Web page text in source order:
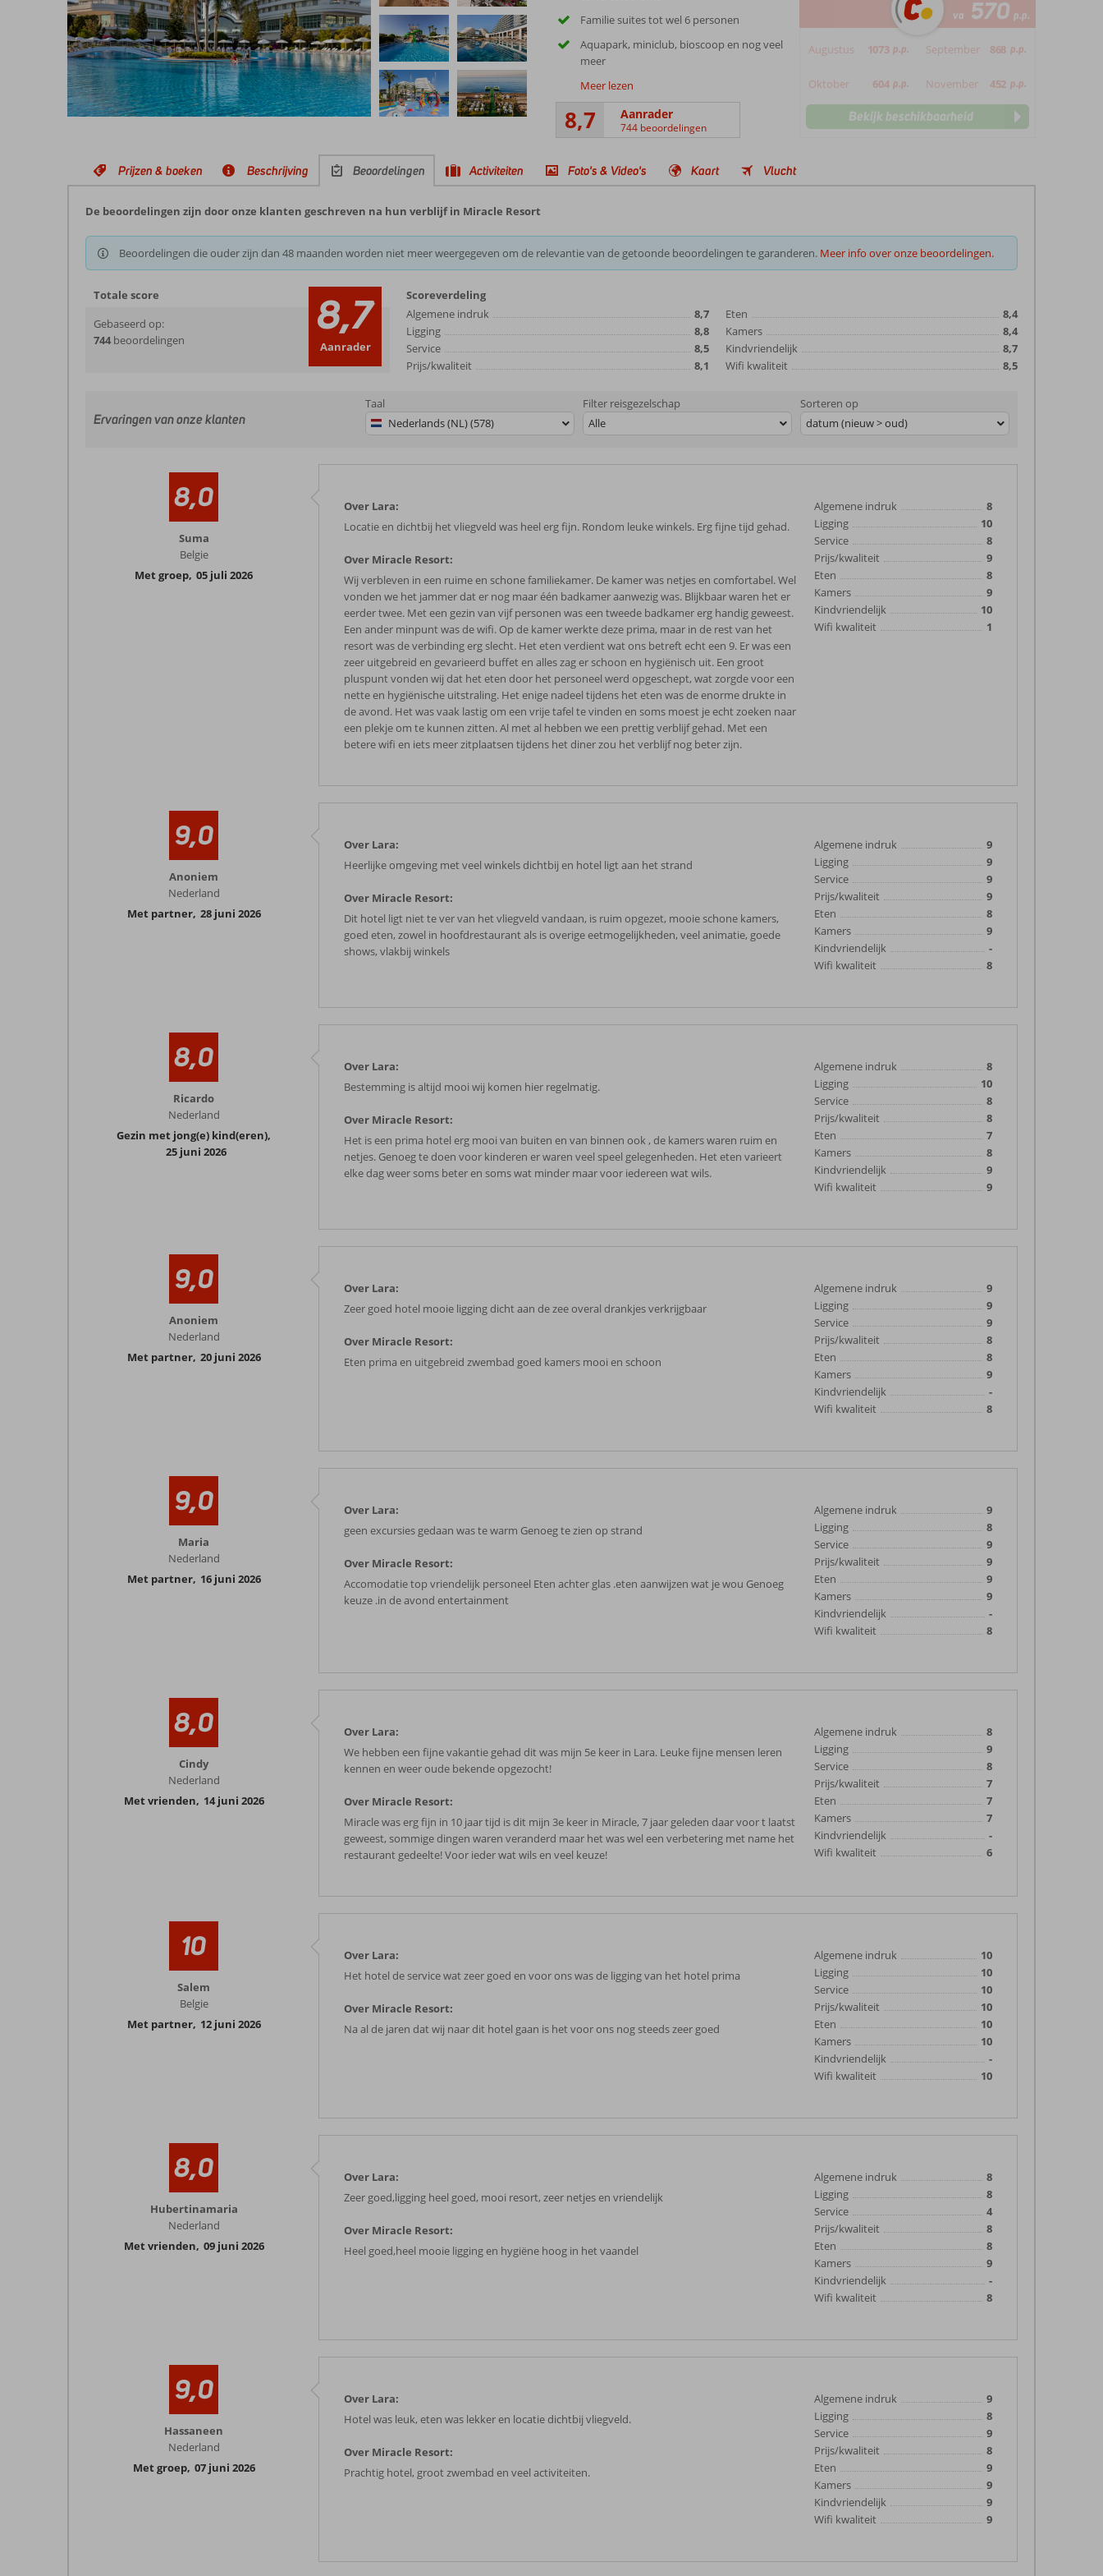
Familie suites tot wel 6 personen
Aquapark, miniclub, bioscoop en nog veel
meer
Meer lezen
8,7 Aanrader
744 beoordelingen
va 570 p.p.
Augustus 1073 p.p. September 868 p.p.
Oktober 604 p.p. November 452 p.p.
Bekijk beschikbaarheid
Prijzen & boeken Beschrijving Beoordelingen Activiteiten Foto's & Video's Kaart Vlucht
De beoordelingen zijn door onze klanten geschreven na hun verblijf in Miracle Resort
Beoordelingen die ouder zijn dan 48 maanden worden niet meer weergegeven om de relevantie van de getoonde beoordelingen te garanderen. Meer info over onze beoordelingen.
Totale score
Gebaseerd op:
744 beoordelingen 8,7
Aanrader
Scoreverdeling
Algemene indruk
8,7
Ligging
8,8
Service
8,5
Prijs/kwaliteit
8,1
Eten
8,4
Kamers
8,4
Kindvriendelijk
8,7
Wifi kwaliteit
8,5
Ervaringen van onze klanten
Taal
Nederlands (NL) (578)
Filter reisgezelschap
Alle
Sorteren op
datum (nieuw > oud)
8,0
Suma
Belgie
Met groep, 05 juli 2026
Over Lara:
Locatie en dichtbij het vliegveld was heel erg fijn. Rondom leuke winkels. Erg fijne tijd gehad.
Over Miracle Resort:
Wij verbleven in een ruime en schone familiekamer. De kamer was netjes en comfortabel. Wel
vonden we het jammer dat er nog maar één badkamer aanwezig was. Blijkbaar waren het er
eerder twee. Met een gezin van vijf personen was een tweede badkamer erg handig geweest.
Een ander minpunt was de wifi. Op de kamer werkte deze prima, maar in de rest van het
resort was de verbinding erg slecht. Het eten verdient wat ons betreft echt een 9. Er was een
zeer uitgebreid en gevarieerd buffet en alles zag er schoon en hygiënisch uit. Een groot
pluspunt vonden wij dat het eten door het personeel werd opgeschept, wat zorgde voor een
nette en hygiënische uitstraling. Het enige nadeel tijdens het eten was de enorme drukte in
de avond. Het was vaak lastig om een vrije tafel te vinden en soms moest je echt zoeken naar
een plekje om te kunnen zitten. Al met al hebben we een prettig verblijf gehad. Met een
betere wifi en iets meer zitplaatsen tijdens het diner zou het verblijf nog beter zijn.
Algemene indruk
8
Ligging
10
Service
8
Prijs/kwaliteit
9
Eten
8
Kamers
9
Kindvriendelijk
10
Wifi kwaliteit
1
9,0
Anoniem
Nederland
Met partner, 28 juni 2026
Over Lara:
Heerlijke omgeving met veel winkels dichtbij en hotel ligt aan het strand
Over Miracle Resort:
Dit hotel ligt niet te ver van het vliegveld vandaan, is ruim opgezet, mooie schone kamers,
goed eten, zowel in hoofdrestaurant als is overige eetmogelijkheden, veel animatie, goede
shows, vlakbij winkels
Algemene indruk
9
Ligging
9
Service
9
Prijs/kwaliteit
9
Eten
8
Kamers
9
Kindvriendelijk
-
Wifi kwaliteit
8
8,0
Ricardo
Nederland
Gezin met jong(e) kind(eren),
25 juni 2026
Over Lara:
Bestemming is altijd mooi wij komen hier regelmatig.
Over Miracle Resort:
Het is een prima hotel erg mooi van buiten en van binnen ook , de kamers waren ruim en
netjes. Genoeg te doen voor kinderen er waren veel speel gelegenheden. Het eten varieert
elke dag weer soms beter en soms wat minder maar voor iedereen wat wils.
Algemene indruk
8
Ligging
10
Service
8
Prijs/kwaliteit
8
Eten
7
Kamers
8
Kindvriendelijk
9
Wifi kwaliteit
9
9,0
Anoniem
Nederland
Met partner, 20 juni 2026
Over Lara:
Zeer goed hotel mooie ligging dicht aan de zee overal drankjes verkrijgbaar
Over Miracle Resort:
Eten prima en uitgebreid zwembad goed kamers mooi en schoon
Algemene indruk
9
Ligging
9
Service
9
Prijs/kwaliteit
8
Eten
8
Kamers
9
Kindvriendelijk
-
Wifi kwaliteit
8
9,0
Maria
Nederland
Met partner, 16 juni 2026
Over Lara:
geen excursies gedaan was te warm Genoeg te zien op strand
Over Miracle Resort:
Accomodatie top vriendelijk personeel Eten achter glas .eten aanwijzen wat je wou Genoeg
keuze .in de avond entertainment
Algemene indruk
9
Ligging
8
Service
9
Prijs/kwaliteit
9
Eten
9
Kamers
9
Kindvriendelijk
-
Wifi kwaliteit
8
8,0
Cindy
Nederland
Met vrienden, 14 juni 2026
Over Lara:
We hebben een fijne vakantie gehad dit was mijn 5e keer in Lara. Leuke fijne mensen leren
kennen en weer oude bekende opgezocht!
Over Miracle Resort:
Miracle was erg fijn in 10 jaar tijd is dit mijn 3e keer in Miracle, 7 jaar geleden daar voor t laatst
geweest, sommige dingen waren veranderd maar het was wel een verbetering met name het
restaurant gedeelte! Voor ieder wat wils en veel keuze!
Algemene indruk
8
Ligging
9
Service
8
Prijs/kwaliteit
7
Eten
7
Kamers
7
Kindvriendelijk
-
Wifi kwaliteit
6
10
Salem
Belgie
Met partner, 12 juni 2026
Over Lara:
Het hotel de service wat zeer goed en voor ons was de ligging van het hotel prima
Over Miracle Resort:
Na al de jaren dat wij naar dit hotel gaan is het voor ons nog steeds zeer goed
Algemene indruk
10
Ligging
10
Service
10
Prijs/kwaliteit
10
Eten
10
Kamers
10
Kindvriendelijk
-
Wifi kwaliteit
10
8,0
Hubertinamaria
Nederland
Met vrienden, 09 juni 2026
Over Lara:
Zeer goed,ligging heel goed, mooi resort, zeer netjes en vriendelijk
Over Miracle Resort:
Heel goed,heel mooie ligging en hygiëne hoog in het vaandel
Algemene indruk
8
Ligging
8
Service
4
Prijs/kwaliteit
8
Eten
8
Kamers
9
Kindvriendelijk
-
Wifi kwaliteit
8
9,0
Hassaneen
Nederland
Met groep, 07 juni 2026
Over Lara:
Hotel was leuk, eten was lekker en locatie dichtbij vliegveld.
Over Miracle Resort:
Prachtig hotel, groot zwembad en veel activiteiten.
Algemene indruk
9
Ligging
8
Service
9
Prijs/kwaliteit
8
Eten
9
Kamers
9
Kindvriendelijk
9
Wifi kwaliteit
9